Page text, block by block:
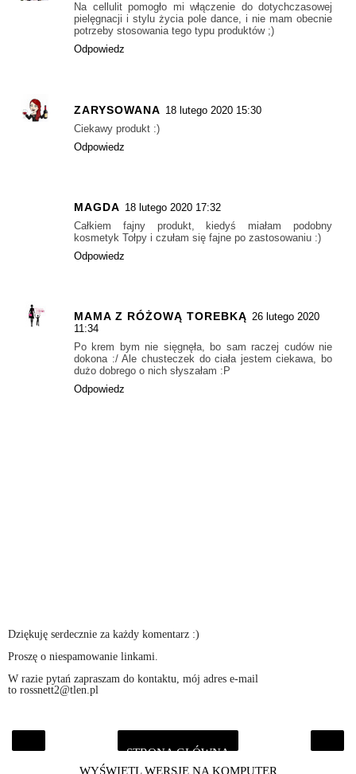
Na cellulit pomogło mi włączenie do dotychczasowej
pielęgnacji i stylu życia pole dance, i nie mam obecnie
potrzeby stosowania tego typu produktów ;)
Odpowiedz
ZARYSOWANA 18 lutego 2020 15:30
Ciekawy produkt :)
Odpowiedz
MAGDA 18 lutego 2020 17:32
Całkiem fajny produkt, kiedyś miałam podobny
kosmetyk Tołpy i czułam się fajne po zastosowaniu :)
Odpowiedz
MAMA Z RÓŻOWĄ TOREBKĄ 26 lutego 2020
11:34
Po krem bym nie sięgnęła, bo sam raczej cudów nie
dokona :/ Ale chusteczek do ciała jestem ciekawa, bo
dużo dobrego o nich słyszałam :P
Odpowiedz
Dziękuję serdecznie za każdy komentarz :)
Proszę o niespamowanie linkami.
W razie pytań zapraszam do kontaktu, mój adres e-mail
to rossnett2@tlen.pl
STRONA GŁÓWNA
WYŚWIETL WERSJĘ NA KOMPUTER